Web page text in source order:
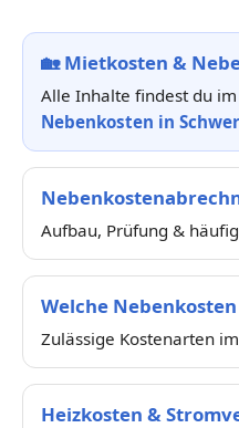
🏡Mietkosten &
Alle Inhalte findest du
Nebenkosten in
Aufbau, Prüfung &
Welche
Zulässige Kostenarten
Heizkosten &